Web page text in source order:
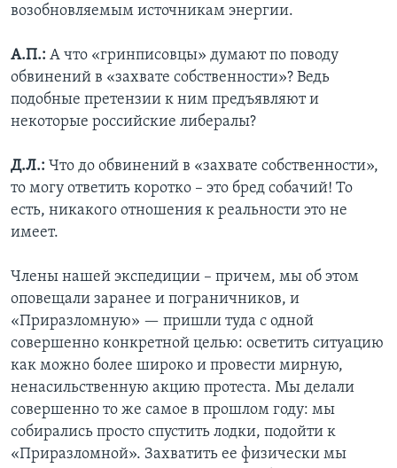
возобновляемым источникам энергии.
А.П.: А что «гринписовцы» думают по поводу
обвинений в «захвате собственности»? Ведь
подобные претензии к ним предъявляют и
некоторые российские либералы?
Д.Л.: Что до обвинений в «захвате собственности»,
то могу ответить коротко – это бред собачий! То
есть, никакого отношения к реальности это не
имеет.
Члены нашей экспедиции – причем, мы об этом
оповещали заранее и пограничников, и
«Приразломную» — пришли туда с одной
совершенно конкретной целью: осветить ситуацию
как можно более широко и провести мирную,
ненасильственную акцию протеста. Мы делали
совершенно то же самое в прошлом году: мы
собирались просто спустить лодки, подойти к
«Приразломной». Захватить ее физически мы